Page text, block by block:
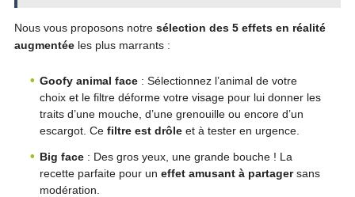
Nous vous proposons notre sélection des 5 effets en réalité
augmentée les plus marrants :
Goofy animal face: Sélectionnez l’animal de votre
choix et le filtre déforme votre visage pour lui donner les
traits d’une mouche, d’une grenouille ou encore d’un
escargot. Ce filtre est drôleet à tester en urgence.
Big face: Des gros yeux, une grande bouche ! La
recette parfaite pour un effet amusant à partagersans
modération.